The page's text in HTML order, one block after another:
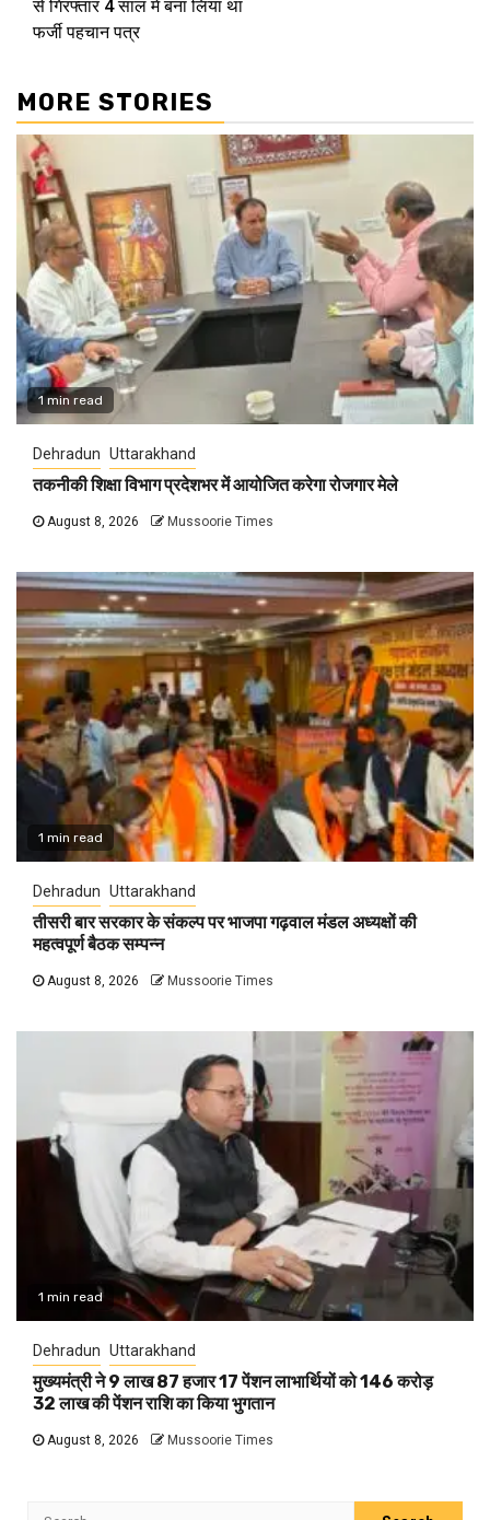
से गिरफ्तार 4 साल में बना लिया था
फर्जी पहचान पत्र
MORE STORIES
1 min read
Dehradun Uttarakhand
तकनीकी शिक्षा विभाग प्रदेशभर में आयोजित करेगा रोजगार मेले
August 8, 2026 Mussoorie Times
1 min read
Dehradun Uttarakhand
तीसरी बार सरकार के संकल्प पर भाजपा गढ़वाल मंडल अध्यक्षों की
महत्वपूर्ण बैठक सम्पन्न
August 8, 2026 Mussoorie Times
1 min read
Dehradun Uttarakhand
मुख्यमंत्री ने 9 लाख 87 हजार 17 पेंशन लाभार्थियों को 146 करोड़
32 लाख की पेंशन राशि का किया भुगतान
August 8, 2026 Mussoorie Times
Search